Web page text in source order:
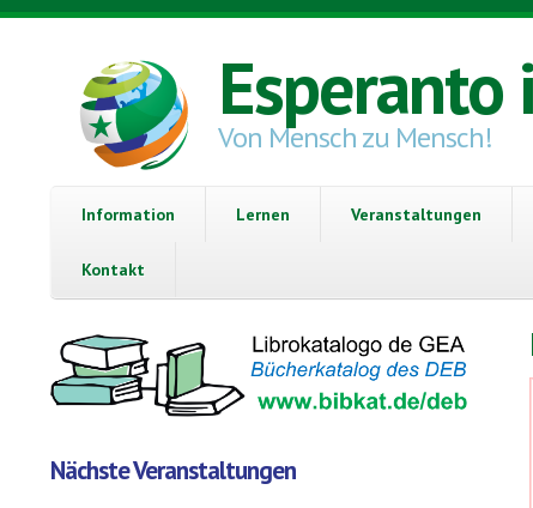
Direkt zum Inhalt
Von Mensch zu Mensch!
Information Lernen Veranstaltungen
Kontakt
Nächste Veranstaltungen